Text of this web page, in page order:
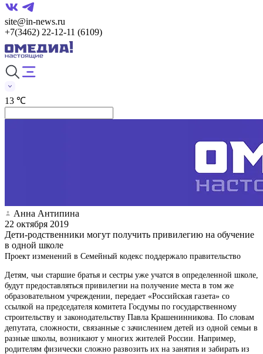
site@in-news.ru
+7(3462) 22-12-11 (6109)
13 ℃
Анна Антипина
22 октября 2019
Дети-родственники могут получить привилегию на обучение
в одной школе
Проект изменений в Семейный кодекс поддержало правительство
Детям, чьи старшие братья и сестры уже учатся в определенной школе,
будут предоставляться привилегии на получение места в том же
образовательном учреждении, передает «Российская газета» со
ссылкой на председателя комитета Госдумы по государственному
строительству и законодательству Павла Крашенинникова. По словам
депутата, сложности, связанные с зачислением детей из одной семьи в
разные школы, возникают у многих жителей России. Например,
родителям физически сложно развозить их на занятия и забирать из